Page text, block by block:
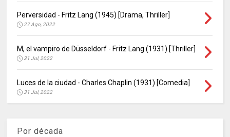
Perversidad - Fritz Lang (1945) [Drama, Thriller]
27 Ago, 2022
M, el vampiro de Düsseldorf - Fritz Lang (1931) [Thriller]
31 Jul, 2022
Luces de la ciudad - Charles Chaplin (1931) [Comedia]
31 Jul, 2022
Por década